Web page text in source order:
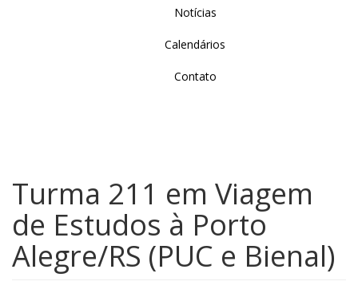
Notícias
Calendários
Contato
Turma 211 em Viagem
de Estudos à Porto
Alegre/RS (PUC e Bienal)